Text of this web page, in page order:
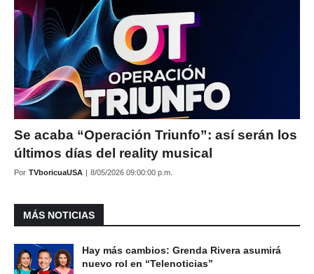
Se acaba “Operación Triunfo”: así serán los
últimos días del reality musical
Por TVboricuaUSA 8/05/2026 09:00:00 p.m.
MÁS NOTICIAS
Hay más cambios: Grenda Rivera asumirá
nuevo rol en “Telenoticias”